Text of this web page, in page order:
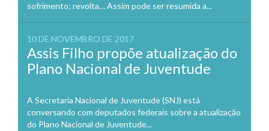
sofrimento; revolta… Assim pode ser resumida a...
10 DE NOVEMBRO DE 2017
Assis Filho propõe atualização do
Plano Nacional de Juventude
A Secretaria Nacional de Juventude (SNJ) está
conversando com deputados federais sobre a atualização
do Plano Nacional de Juventude...